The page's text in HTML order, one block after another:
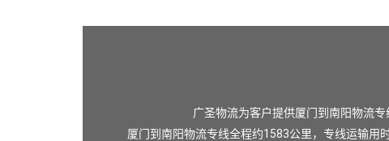
广圣物流为客户提供厦门到南阳物流
厦门到南阳物流专线全程约1583公里，专线运输用